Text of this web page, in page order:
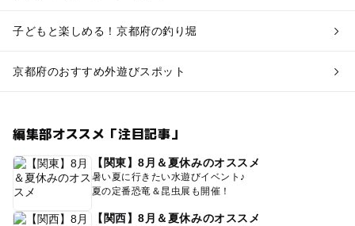
子どもと楽しめる！京都府の釣り堀
京都府のおすすめ外遊びスポット
編集部オススメ「注目記事」
【関東】8月＆夏休みのオススメ
暑い夏に行きたい水遊びイベント♪
夏の定番恐竜＆昆虫展も開催！
【関西】8月＆夏休みのオススメ